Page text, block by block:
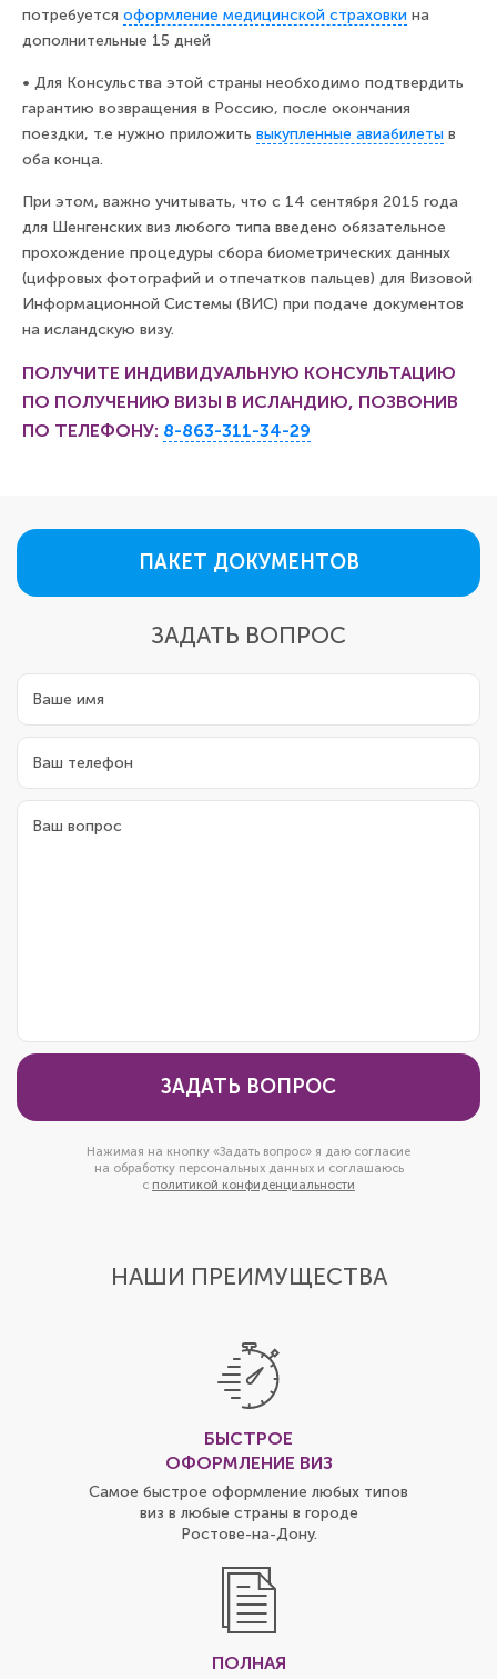
потребуется оформление медицинской страховки на
дополнительные 15 дней
• Для Консульства этой страны необходимо подтвердить
гарантию возвращения в Россию, после окончания
поездки, т.е нужно приложить выкупленные авиабилеты в
оба конца.
При этом, важно учитывать, что с 14 сентября 2015 года
для Шенгенских виз любого типа введено обязательное
прохождение процедуры сбора биометрических данных
(цифровых фотографий и отпечатков пальцев) для Визовой
Информационной Системы (ВИС) при подаче документов
на исландскую визу.
ПОЛУЧИТЕ ИНДИВИДУАЛЬНУЮ КОНСУЛЬТАЦИЮ
ПО ПОЛУЧЕНИЮ ВИЗЫ В ИСЛАНДИЮ, ПОЗВОНИВ
ПО ТЕЛЕФОНУ: 8-863-311-34-29
ПАКЕТ ДОКУМЕНТОВ
ЗАДАТЬ ВОПРОС
ЗАДАТЬ ВОПРОС
Нажимая на кнопку «Задать вопрос» я даю согласие
на обработку персональных данных и соглашаюсь
с политикой конфиденциальности
НАШИ ПРЕИМУЩЕСТВА
БЫСТРОЕ
ОФОРМЛЕНИЕ ВИЗ
Самое быстрое оформление любых типов
виз в любые страны в городе
Ростове-на-Дону.
ПОЛНАЯ